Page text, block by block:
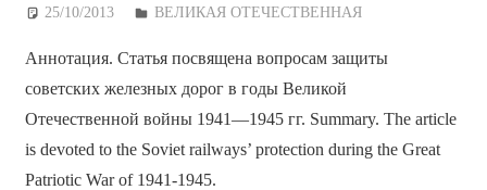
25/10/2013 Дежурный по Редакции
ВЕЛИКАЯ ОТЕЧЕСТВЕННАЯ
Аннотация. Статья посвящена вопросам защиты
советских железных дорог в годы Великой
Отечественной войны 1941—1945 гг. Summary. The article
is devoted to the Soviet railways’ protection during the Great
Patriotic War of 1941-1945.